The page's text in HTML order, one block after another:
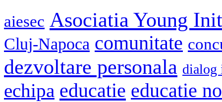
aiesec Asociatia Young
Cluj-Napoca comunitate
dezvoltare personala dialog
echipa educatie educatie